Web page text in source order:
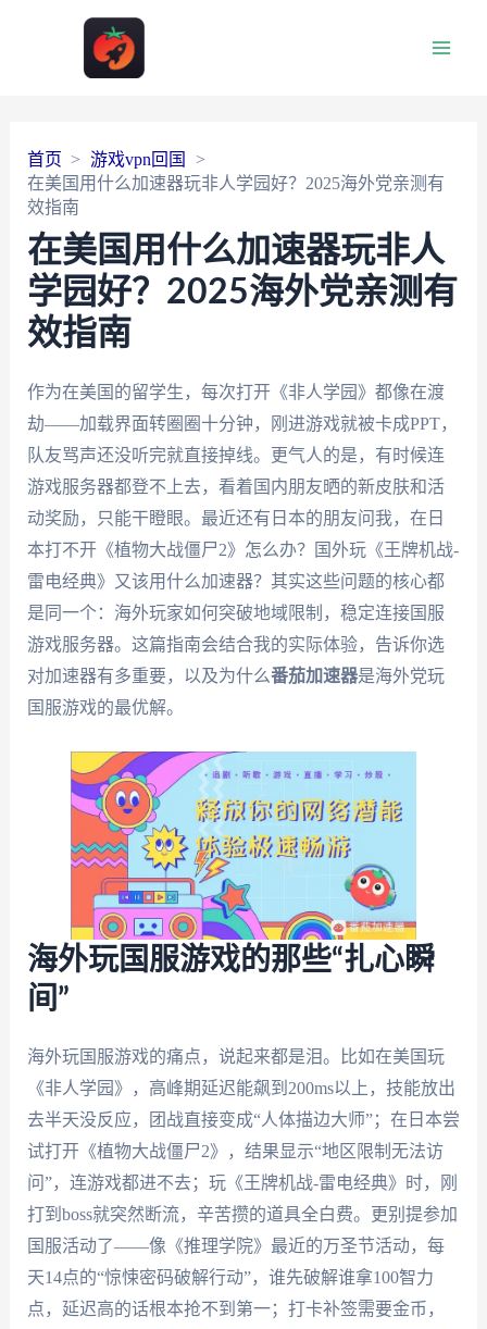
首页
游戏vpn回国
在美国用什么加速器玩非人学园好？2025海外党亲测有
效指南
在美国用什么加速器玩非人
学园好？2025海外党亲测有
效指南
作为在美国的留学生，每次打开《非人学园》都像在渡
劫——加载界面转圈圈十分钟，刚进游戏就被卡成PPT，
队友骂声还没听完就直接掉线。更气人的是，有时候连
游戏服务器都登不上去，看着国内朋友晒的新皮肤和活
动奖励，只能干瞪眼。最近还有日本的朋友问我，在日
本打不开《植物大战僵尸2》怎么办？国外玩《王牌机战-
雷电经典》又该用什么加速器？其实这些问题的核心都
是同一个：海外玩家如何突破地域限制，稳定连接国服
游戏服务器。这篇指南会结合我的实际体验，告诉你选
对加速器有多重要，以及为什么番茄加速器是海外党玩
国服游戏的最优解。
海外玩国服游戏的那些“扎心瞬
间”
海外玩国服游戏的痛点，说起来都是泪。比如在美国玩
《非人学园》，高峰期延迟能飙到200ms以上，技能放出
去半天没反应，团战直接变成“人体描边大师”；在日本尝
试打开《植物大战僵尸2》，结果显示“地区限制无法访
问”，连游戏都进不去；玩《王牌机战-雷电经典》时，刚
打到boss就突然断流，辛苦攒的道具全白费。更别提参加
国服活动了——像《推理学院》最近的万圣节活动，每
天14点的“惊悚密码破解行动”，谁先破解谁拿100智力
点，延迟高的话根本抢不到第一；打卡补签需要金币，